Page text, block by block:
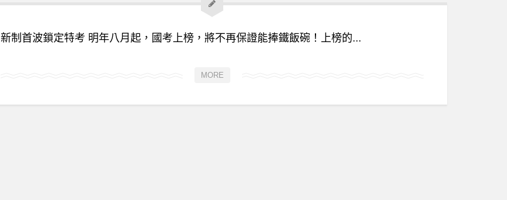
新制首波鎖定特考 明年八月起，國考上榜，將不再保證能捧鐵飯碗！上榜的...
MORE